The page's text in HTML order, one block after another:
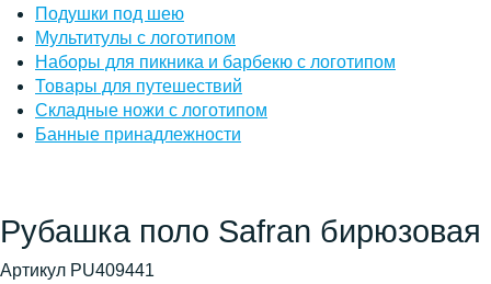
Подушки под шею
Мультитулы с логотипом
Наборы для пикника и барбекю с логотипом
Товары для путешествий
Складные ножи с логотипом
Банные принадлежности
Рубашка поло Safran бирюзовая
Артикул PU409441